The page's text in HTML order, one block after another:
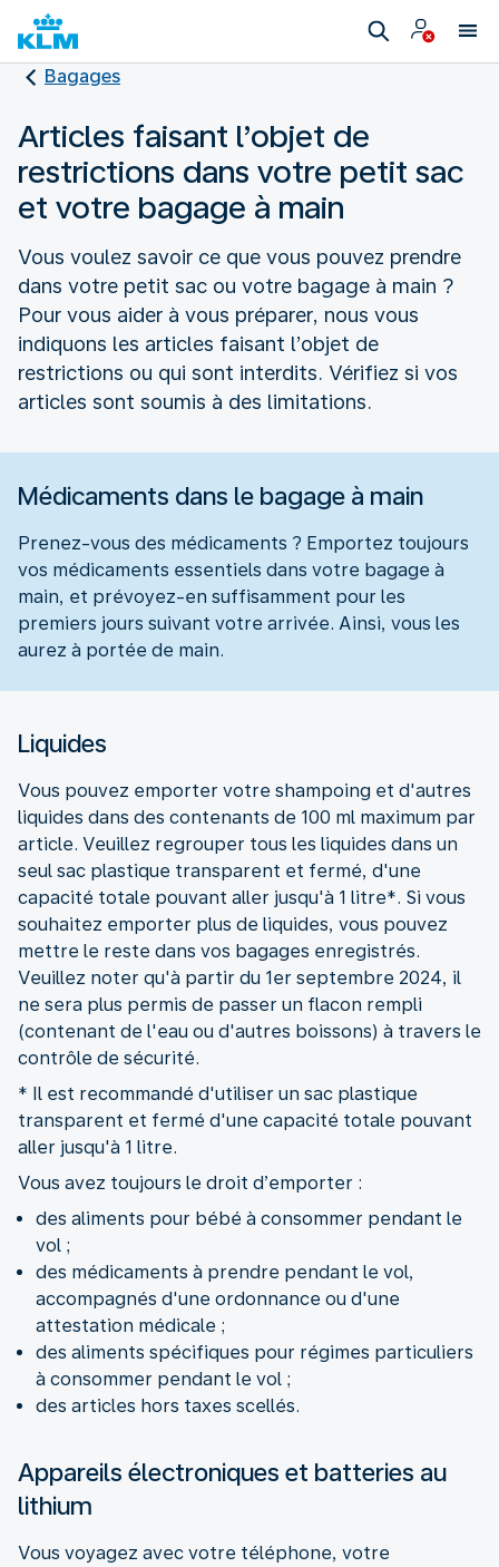
Bagages
Articles faisant l’objet de
restrictions dans votre petit sac
et votre bagage à main
Vous voulez savoir ce que vous pouvez prendre
dans votre petit sac ou votre bagage à main ?
Pour vous aider à vous préparer, nous vous
indiquons les articles faisant l’objet de
restrictions ou qui sont interdits. Vérifiez si vos
articles sont soumis à des limitations.
Médicaments dans le bagage à main
Prenez-vous des médicaments ? Emportez toujours
vos médicaments essentiels dans votre bagage à
main, et prévoyez-en suffisamment pour les
premiers jours suivant votre arrivée. Ainsi, vous les
aurez à portée de main.
Liquides
Vous pouvez emporter votre shampoing et d'autres
liquides dans des contenants de 100 ml maximum par
article. Veuillez regrouper tous les liquides dans un
seul sac plastique transparent et fermé, d'une
capacité totale pouvant aller jusqu'à 1 litre*. Si vous
souhaitez emporter plus de liquides, vous pouvez
mettre le reste dans vos bagages enregistrés.
Veuillez noter qu'à partir du 1er septembre 2024, il
ne sera plus permis de passer un flacon rempli
(contenant de l'eau ou d'autres boissons) à travers le
contrôle de sécurité.
* Il est recommandé d'utiliser un sac plastique
transparent et fermé d'une capacité totale pouvant
aller jusqu'à 1 litre.
Vous avez toujours le droit d’emporter :
des aliments pour bébé à consommer pendant le
vol ;
des médicaments à prendre pendant le vol,
accompagnés d'une ordonnance ou d'une
attestation médicale ;
des aliments spécifiques pour régimes particuliers
à consommer pendant le vol ;
des articles hors taxes scellés.
Appareils électroniques et batteries au
lithium
Vous voyagez avec votre téléphone, votre